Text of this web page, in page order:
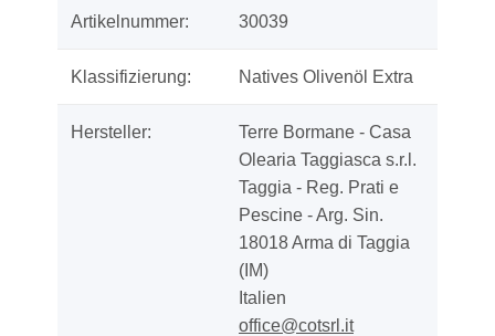
Artikelnummer: 30039
Klassifizierung: Natives Olivenöl Extra
Hersteller:
Terre Bormane - Casa
Olearia Taggiasca s.r.l.
Taggia - Reg. Prati e
Pescine - Arg. Sin.
18018 Arma di Taggia
(IM)
Italien
office@cotsrl.it